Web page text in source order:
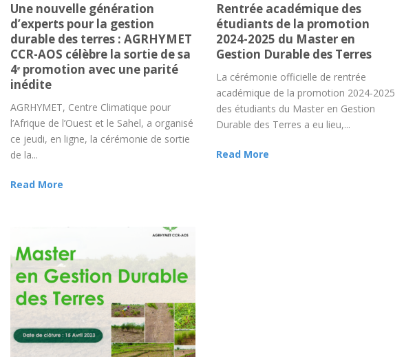
Une nouvelle génération
d’experts pour la gestion
durable des terres : AGRHYMET
CCR-AOS célèbre la sortie de sa
4ᵉ promotion avec une parité
inédite
AGRHYMET, Centre Climatique pour
l’Afrique de l’Ouest et le Sahel, a organisé
ce jeudi, en ligne, la cérémonie de sortie
de la...
Read More
Rentrée académique des
étudiants de la promotion
2024-2025 du Master en
Gestion Durable des Terres
La cérémonie officielle de rentrée
académique de la promotion 2024-2025
des étudiants du Master en Gestion
Durable des Terres a eu lieu,...
Read More